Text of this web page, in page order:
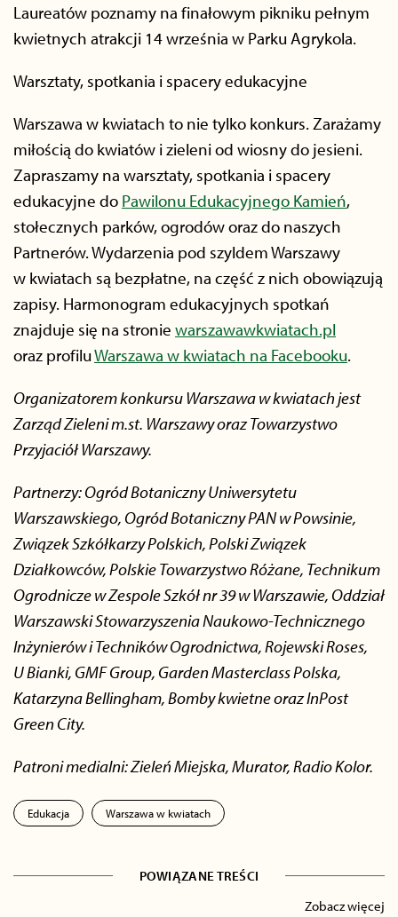
Laureatów poznamy na finałowym pikniku pełnym
kwietnych atrakcji 14 września w Parku Agrykola.
Warsztaty, spotkania i spacery edukacyjne
Warszawa w kwiatach to nie tylko konkurs. Zarażamy
miłością do kwiatów i zieleni od wiosny do jesieni.
Zapraszamy na warsztaty, spotkania i spacery
edukacyjne do Pawilonu Edukacyjnego Kamień,
stołecznych parków, ogrodów oraz do naszych
Partnerów. Wydarzenia pod szyldem Warszawy
w kwiatach są bezpłatne, na część z nich obowiązują
zapisy. Harmonogram edukacyjnych spotkań
znajduje się na stronie warszawawkwiatach.pl
oraz profiluWarszawa w kwiatach na Facebooku.
Organizatorem konkursu Warszawa w kwiatach jest
Zarząd Zieleni m.st. Warszawy oraz Towarzystwo
Przyjaciół Warszawy.
Partnerzy: Ogród Botaniczny Uniwersytetu
Warszawskiego, Ogród Botaniczny PAN w Powsinie,
Związek Szkółkarzy Polskich, Polski Związek
Działkowców, Polskie Towarzystwo Różane, Technikum
Ogrodnicze w Zespole Szkół nr 39 w Warszawie, Oddział
Warszawski Stowarzyszenia Naukowo-Technicznego
Inżynierów i Techników Ogrodnictwa, Rojewski Roses,
U Bianki, GMF Group, Garden Masterclass Polska,
Katarzyna Bellingham, Bomby kwietne oraz InPost
Green City.
Patroni medialni: Zieleń Miejska, Murator, Radio Kolor.
Edukacja Warszawa w kwiatach
POWIĄZANE TREŚCI
Zobacz więcej